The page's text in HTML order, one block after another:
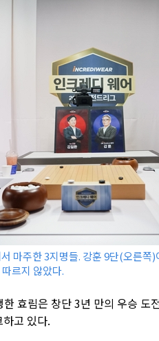
마주한 3지명들. 강훈 9단(오른쪽)
르지 않았다.
효림은 창단 3년 만의 우승 도
고 있다.